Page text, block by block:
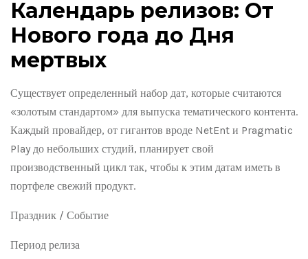
Календарь релизов: От
Нового года до Дня
мертвых
Существует определенный набор дат, которые считаются
«золотым стандартом» для выпуска тематического контента.
Каждый провайдер, от гигантов вроде NetEnt и Pragmatic
Play до небольших студий, планирует свой
производственный цикл так, чтобы к этим датам иметь в
портфеле свежий продукт.
Праздник / Событие
Период релиза